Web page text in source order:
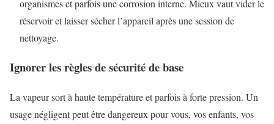
organismes et parfois une corrosion interne. Mieux vaut vider le
réservoir et laisser sécher l’appareil après une session de
nettoyage.
Ignorer les règles de sécurité de base
La vapeur sort à haute température et parfois à forte pression. Un
usage négligent peut être dangereux pour vous, vos enfants, vos